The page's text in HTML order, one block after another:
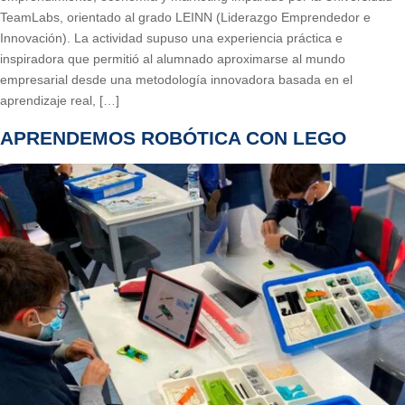
TeamLabs, orientado al grado LEINN (Liderazgo Emprendedor e
Innovación). La actividad supuso una experiencia práctica e
inspiradora que permitió al alumnado aproximarse al mundo
empresarial desde una metodología innovadora basada en el
aprendizaje real, […]
APRENDEMOS ROBÓTICA CON LEGO